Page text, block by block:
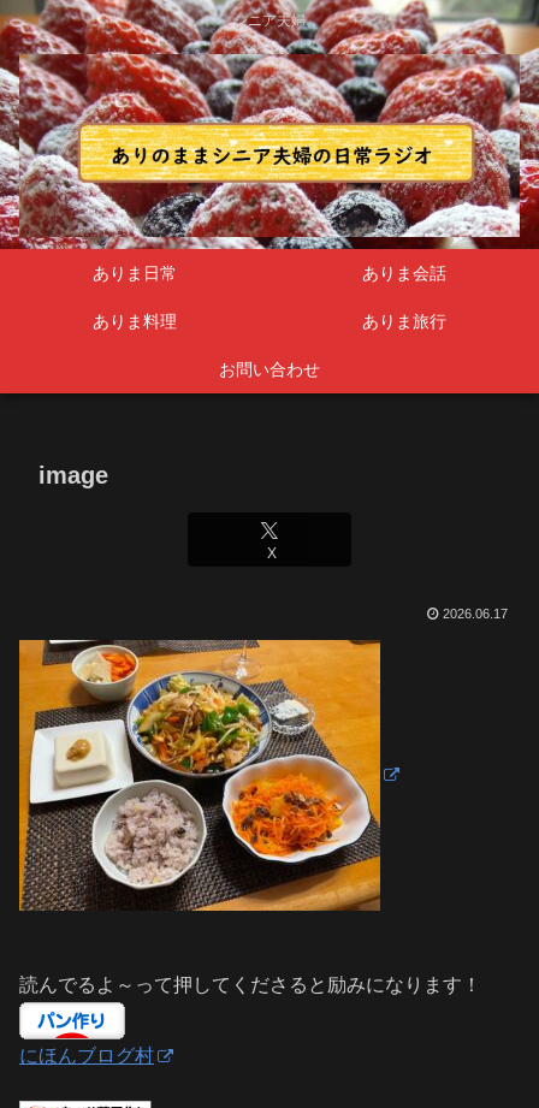
シニア夫婦
ありま日常 ありま会話
ありま料理 ありま旅行
お問い合わせ
image
X
2026.06.17
読んでるよ～って押してくださると励みになります！
にほんブログ村